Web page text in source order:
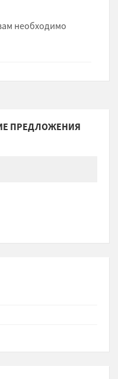
необходимо
ПРЕДЛОЖЕНИЯ